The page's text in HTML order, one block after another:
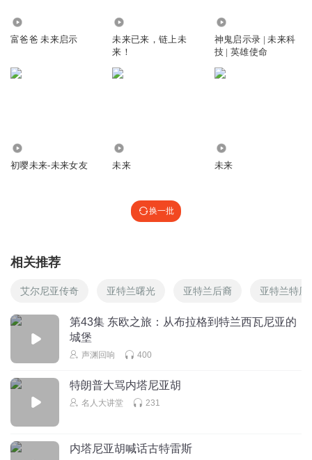
富爸爸 未来启示
未来已来，链上未
来！
神鬼启示录 | 未来科
技 | 英雄使命
初嘤未来-未来女友 未来 未来
换一批
相关推荐
艾尔尼亚传奇 亚特兰曙光 亚特兰后裔 亚特兰特历
第43集 东欧之旅：从布拉格到特兰西瓦尼亚的
城堡
声渊回响 400
特朗普大骂内塔尼亚胡
名人大讲堂 231
内塔尼亚胡喊话古特雷斯